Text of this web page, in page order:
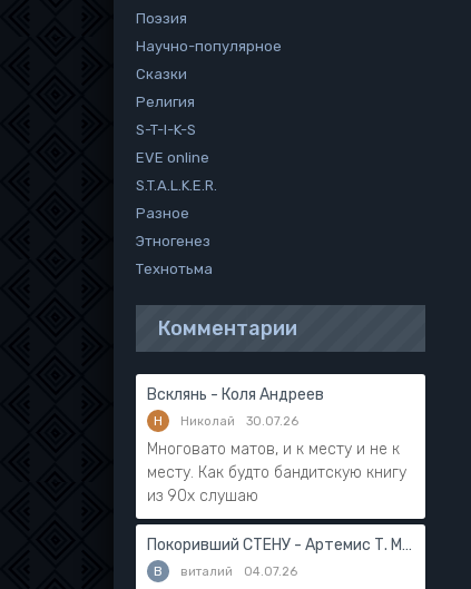
Поэзия
Научно-популярное
Сказки
Религия
S-T-I-K-S
EVE online
S.T.A.L.K.E.R.
Разное
Этногенез
Технотьма
Комментарии
Всклянь - Коля Андреев
Н Николай 30.07.26
Многовато матов, и к месту и не к
месту. Как будто бандитскую книгу
из 90х слушаю
Покоривший СТЕНУ - Артемис Т. Мантикор
В виталий 04.07.26